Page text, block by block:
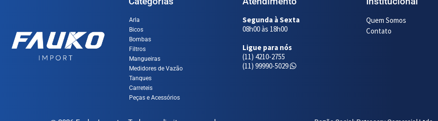
Arla
Bicos
Bombas
Filtros
Mangueiras
Medidores de Vazão
Tanques
Carreteis
Peças e Acessórios
Segunda à Sexta
08h00 às 18h00
Ligue para nós
(11) 4210-2755
(11) 99990-5029
Quem Somos
Contato